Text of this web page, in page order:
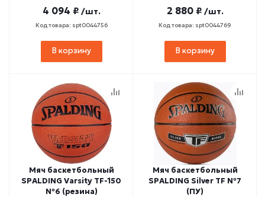
4 094 ₽ /шт.
Код товара: spt0044756
В корзину
2 880 ₽ /шт.
Код товара: spt0044769
В корзину
Мяч баскетбольный
SPALDING Varsity TF-150
№6 (резина)
Мяч баскетбольный
SPALDING Silver TF №7
(ПУ)